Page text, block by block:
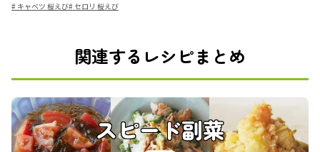
# キャベツ 桜えび#セロリ 桜えび
関連するレシピまとめ
スピード副菜